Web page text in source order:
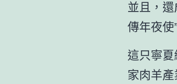
並且，
傳年夜使
這只寧
家肉羊